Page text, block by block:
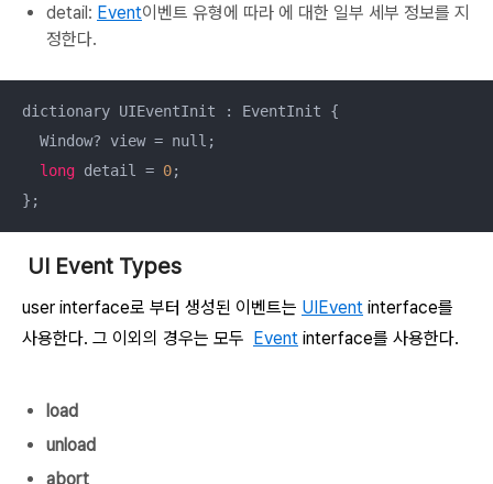
detail: Event이벤트 유형에 따라 에 대한 일부 세부 정보를 지
정한다.
dictionary UIEventInit : EventInit {
  Window? view = null;
long detail = 0;
};
UI Event Types
user interface로 부터 생성된 이벤트는 UIEvent interface를
사용한다. 그 이외의 경우는 모두 Event interface를 사용한다.
load
unload
abort